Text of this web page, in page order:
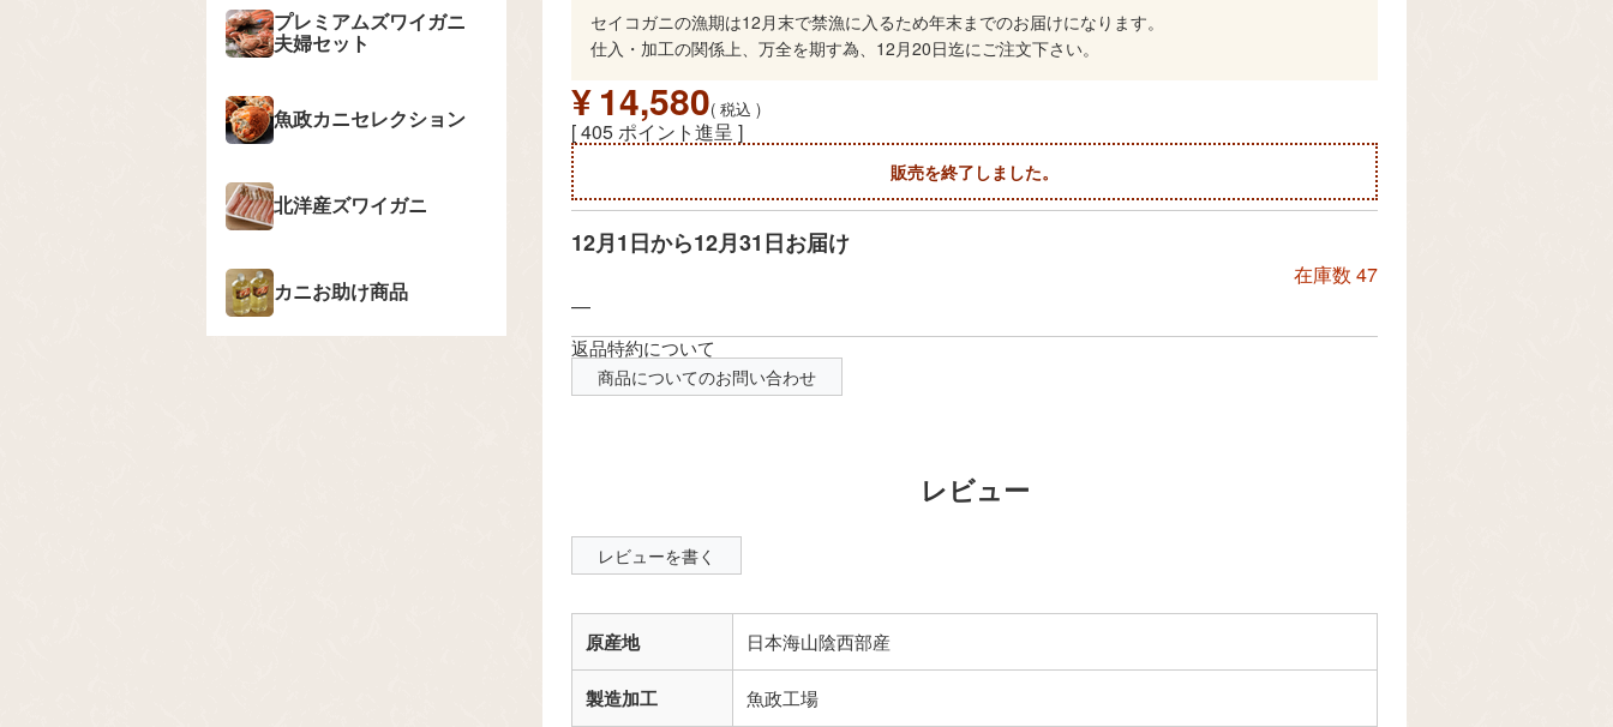
プレミアムズワイガニ
夫婦セット
魚政カニセレクション
北洋産ズワイガニ
カニお助け商品
セイコガニの漁期は12月末で禁漁に入るため年末までのお届けになります。
仕入・加工の関係上、万全を期す為、12月20日迄にご注文下さい。
¥14,580 税込
[405ポイント進呈 ]
販売を終了しました。
12月1日から12月31日お届け
在庫数 47
—
返品特約について
商品についてのお問い合わせ
レビューを書く
原産地 日本海山陰西部産
製造加工 魚政工場